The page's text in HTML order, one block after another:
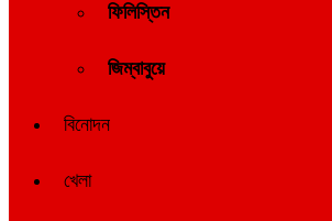
ফিলিস্তিন
জিম্বাবুয়ে
বিনোদন
খেলা